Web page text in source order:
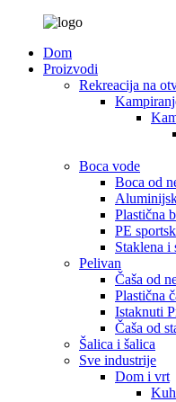
Dom
Proizvodi
Rekreacija na
Boca vode
Boca od
Plastična
PE
Staklena i
Pelivan
Čaša od
Plastična
Istaknuti
Čaša od
Šalica i šalica
Sve industrije
Dom i vrt